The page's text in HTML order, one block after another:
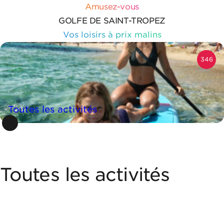
Panneau de gestion des cookies
Amusez-vous
GOLFE DE SAINT-TROPEZ
Vos loisirs à prix malins
346
Toutes les activités
Toutes les activités